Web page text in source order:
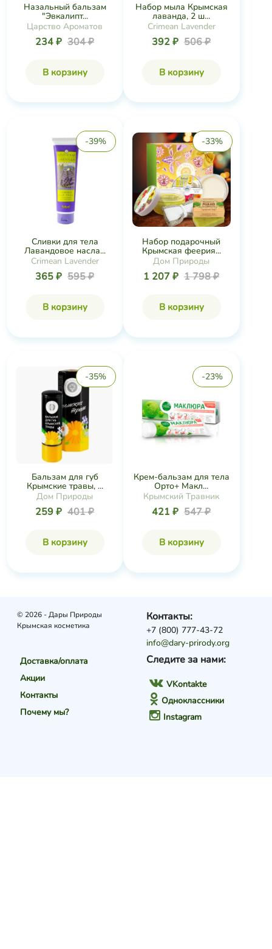
Назальный бальзам
"Эвкалипт...
Царство Ароматов
234 ₽ 304 ₽
В корзину
Набор мыла Крымская
лаванда, 2 ш...
Crimean Lavender
392 ₽ 506 ₽
В корзину
-39%
Сливки для тела
Лавандовое насла...
Crimean Lavender
365 ₽ 595 ₽
В корзину
-33%
Набор подарочный
Крымская феерия...
Дом Природы
1 207 ₽ 1 798 ₽
В корзину
-35%
Бальзам для губ
Крымские травы, ...
Дом Природы
259 ₽ 401 ₽
В корзину
-23%
Крем-бальзам для тела
Орто+ Макл...
Крымский Травник
421 ₽ 547 ₽
В корзину
© 2026 - Дары Природы
Крымская косметика
Доставка/оплата
Акции
Контакты
Почему мы?
Следите за нами:
VKontakte
Одноклассники
Instagram
Контакты:
+7 (800) 777-43-72
info@dary-prirody.org